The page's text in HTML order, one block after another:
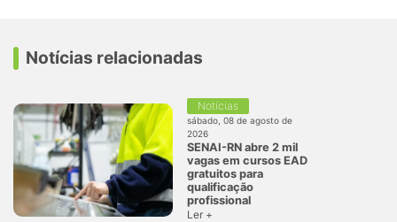
Notícias relacionadas
Notícias
sábado, 08 de agosto de
2026
SENAI-RN abre 2 mil
vagas em cursos EAD
gratuitos para
qualificação
profissional
Ler +